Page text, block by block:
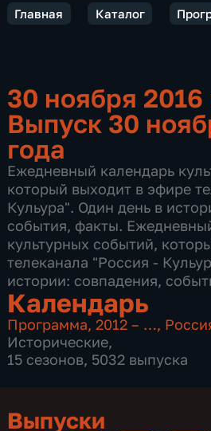
Главная Каталог
30 ноября 2016
Выпуск 30
года
Ежедневный календарь
который выходит в эфире
Кульура". Один день в
события, факты.
культурных событий,
телеканала "Россия -
истории: совпадения,
Календарь
Программа,2012 – …,
Исторические,
15 сезонов, 5032 выпуска
Выпуски